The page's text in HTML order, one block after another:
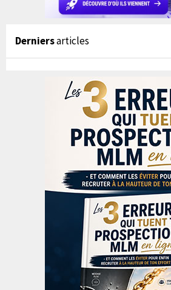
Derniersarticles